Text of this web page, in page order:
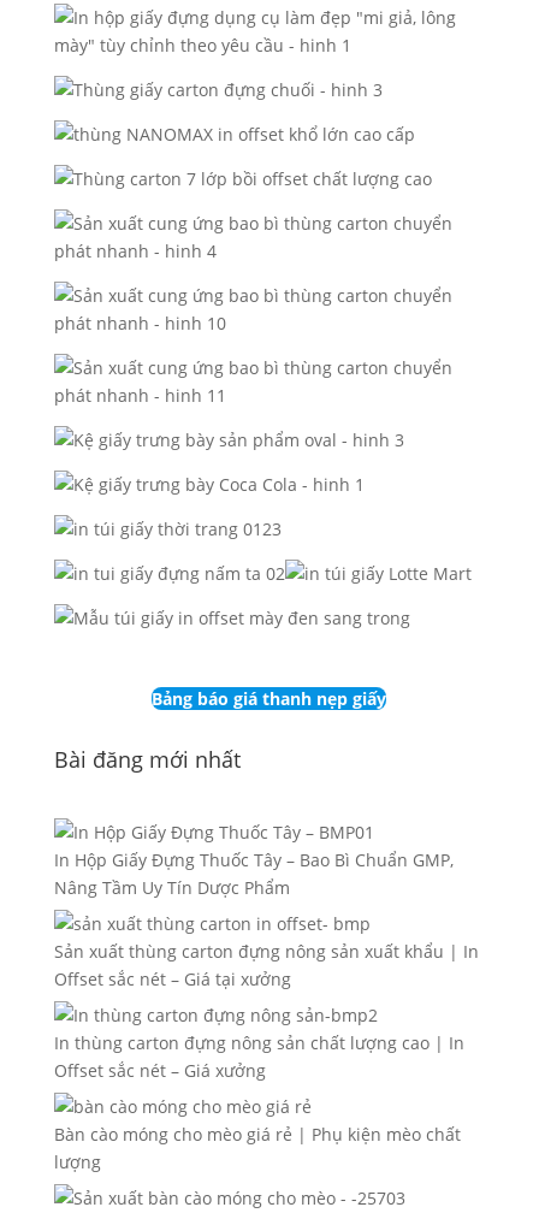
Bảng báo giá thanh nẹp giấy
Bài đăng mới nhất
In Hộp Giấy Đựng Thuốc Tây – Bao Bì Chuẩn GMP,
Nâng Tầm Uy Tín Dược Phẩm
Sản xuất thùng carton đựng nông sản xuất khẩu | In
Offset sắc nét – Giá tại xưởng
In thùng carton đựng nông sản chất lượng cao | In
Offset sắc nét – Giá xưởng
Bàn cào móng cho mèo giá rẻ | Phụ kiện mèo chất
lượng